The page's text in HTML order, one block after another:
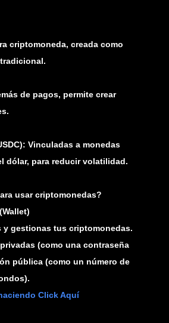
criptomoneda, creada como
de pagos, permite crear
Vinculadas a monedas
dólar, para reducir volatilidad.
usar criptomonedas?
y gestionas tus criptomonedas.
(como una contraseña
pública (como un número de
Click Aquí